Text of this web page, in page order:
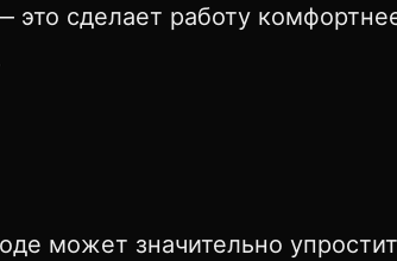
сделает работу
может значительно